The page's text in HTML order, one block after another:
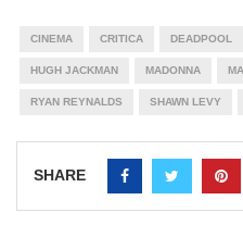
CINEMA CRITICA DEADPOOL
HUGH JACKMAN MADONNA
RYAN REYNALDS SHAWN LEVY
SHARE